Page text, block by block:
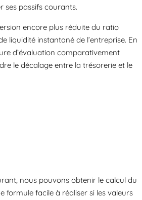
ses passifs courants.
encore plus réduite du ratio
liquidité instantané de l’entreprise. En
d’évaluation comparativement
le décalage entre la trésorerie et le
nous pouvons obtenir le calcul du
formule facile à réaliser si les valeurs